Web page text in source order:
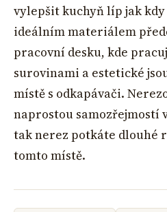
vylepšit kuchyň líp jak kdy
ideálním materiálem
pracovní desku, kde
surovinami a estetické
místě s odkapávači.
naprostou samozřejmostí
tak nerez potkáte dlouhé
tomto místě.